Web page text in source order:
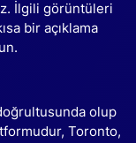
İlgili görüntüleri
bir açıklama
olup
Toronto,